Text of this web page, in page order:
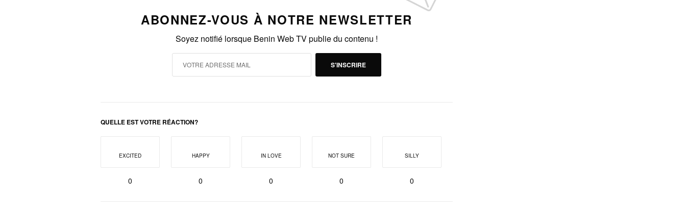
ABONNEZ-VOUS À NOTRE NEWSLETTER
Soyez notifié lorsque Benin Web TV publie du contenu !
S'INSCRIRE
QUELLE EST VOTRE RÉACTION?
EXCITED
0
HAPPY
0
IN LOVE
0
NOT SURE
0
SILLY
0